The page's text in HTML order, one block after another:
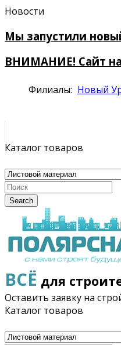
Новости
Мы запустили
ВНИМАНИЕ! Сайт
Филиалы: Новый
Каталог товаров
Search
ВСЁ для
Оставить заявку на
Каталог товаров